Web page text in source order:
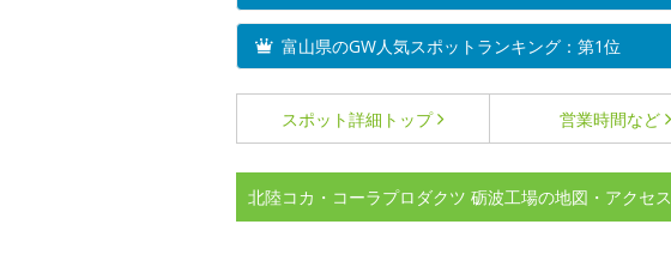
富山県のGW人気スポットランキング：第1位
スポット詳細 トップ 営業時間など
北陸コカ・コーラプロダクツ 砺波工場の地図・アクセス